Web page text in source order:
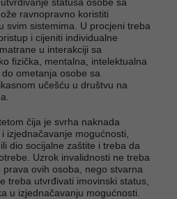
ravnopravno koristiti
svim sistemima. U procjeni treba
i cijeniti individualne
u interakciji sa
fizička, mentalna, intelektualna
ometanja osobe sa
učešću u društvu na
čija je svrha naknada
izjednačavanje mogućnosti,
dio socijalne zaštite i treba da
Uzrok invalidnosti ne treba
ovih osoba, nego stvarna
treba utvrđivati imovinski status,
u izjednačavanju mogućnosti.